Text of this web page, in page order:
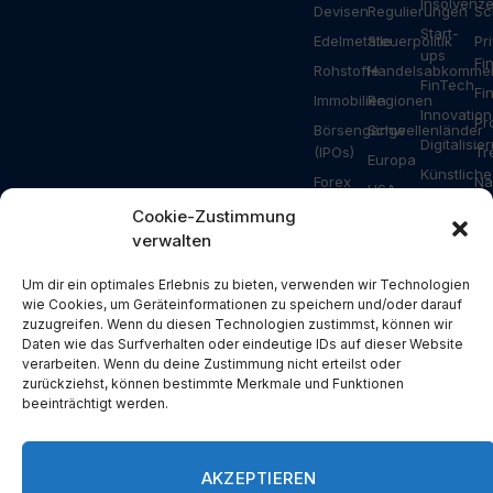
Cookie-Zustimmung
verwalten
Um dir ein optimales Erlebnis zu bieten, verwenden wir Technologien
wie Cookies, um Geräteinformationen zu speichern und/oder darauf
zuzugreifen. Wenn du diesen Technologien zustimmst, können wir
Daten wie das Surfverhalten oder eindeutige IDs auf dieser Website
verarbeiten. Wenn du deine Zustimmung nicht erteilst oder
zurückziehst, können bestimmte Merkmale und Funktionen
beeinträchtigt werden.
AKZEPTIEREN
Devisen
Edelmetalle
Rohstoffe
Immobilien
Börsengänge
(IPOs)
Forex
Solana
NFT
Metaverse
Blockchain
Regulierungen
Steuerpolitik
Regionen
Schwellenländer
Europa
USA
Schweiz
Österreich
USA
China
Start-
ups
FinTech
Innovation
Künstliche
Intelligenz
Bauwesen
Energie
Konsum